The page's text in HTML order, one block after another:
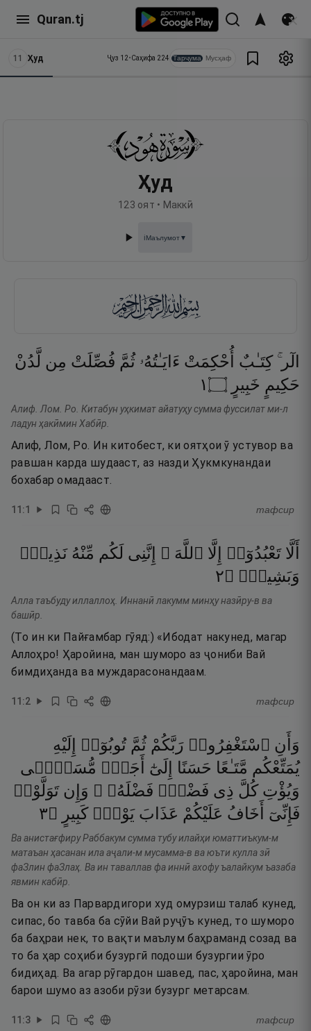
Quran.tj
11 Ҳуд Ҷуз 12•Саҳифа 224 Тарҷума Мусҳаф
Ҳуд
123 оят • Маккӣ
ℹ️Маълумот▼
الٓر ۚ كِتَـٰبٌ أُحْكِمَتْ ءَايَـٰتُهُۥ ثُمَّ فُصِّلَتْ مِن لَّدُنْ
حَكِيمٍ خَبِيرٍ ۝١
Алиф. Лом. Ро. Китабун уҳкимат айатуҳу сумма фуссилат ми-л
ладун ҳакӣмин Хабӣр.
Алиф, Лом, Ро. Ин китобест, ки оятҳои ӯ устувор ва
равшан карда шудааст, аз назди Ҳукмкунандаи
бохабар омадааст.
11:1 тафсир
أَلَّا تَعْبُدُوٓا۟ إِلَّا ٱللَّهَ ۚ إِنَّنِى لَكُم مِّنْهُ نَذِيرٌۭ
وَبَشِيرٌۭ ۝٢
Алла таъбуду иллаллоҳ. Иннанӣ лакумм минҳу назӣру-в ва
башӣр.
(То ин ки Пайғамбар гӯяд:) «Ибодат накунед, магар
Аллоҳро! Ҳаройина, ман шуморо аз ҷониби Вай
бимдиҳанда ва муждарасонандаам.
11:2 тафсир
وَأَنِ ٱسْتَغْفِرُوا۟ رَبَّكُمْ ثُمَّ تُوبُوٓا۟
إِلَيْهِ
يُمَتِّعْكُم مَّتَـٰعًا حَسَنًا إِلَىٰٓ أَجَلٍۢ مُّسَمًّۭى
وَيُؤْتِ كُلَّ ذِى فَضْلٍۢ فَضْلَهُۥ ۖ وَإِن تَوَلَّوْا۟
فَإِنِّىٓ
أَخَافُ عَلَيْكُمْ عَذَابَ يَوْمٍۢ كَبِيرٍ ۝٣
Ва анистағфиру Раббакум сумма тубу илайҳи юматтиъкум-м
матаъан ҳасанан ила аҷали-м мусамма-в ва юъти кулла зӣ
фаЗлин фаЗлаҳ. Ва ин таваллав фа иннӣ ахофу ъалайкум ъазаба
явмин кабӣр.
Ва он ки аз Парвардигори худ омурзиш талаб кунед,
сипас, бо тавба ба сӯйи Вай руҷӯъ кунед, то шуморо
ба баҳраи нек, то вақти маълум баҳраманд созад ва
то ба ҳар соҳиби бузургӣ подоши бузургии ӯро
бидиҳад. Ва агар рӯгардон шавед, пас, ҳаройина, ман
барои шумо аз азоби рӯзи бузург метарсам.
11:3 тафсир